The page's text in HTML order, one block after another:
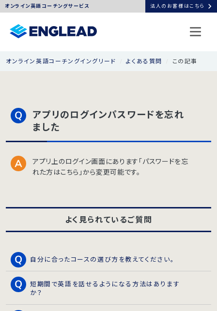
オンライン英語コーチングサービス 法人のお客様はこちら chevron_right
オンライン英語コーチングイングリード よくある質問 この記事
アプリのログインパスワードを忘れ
ました
アプリ上のログイン画面にあります「パスワードを忘
れた方はこちら」から変更可能です。
よく見られているご質問
自分に合ったコースの選び方を教えてください。
短期間で英語を話せるようになる方法はあります
か？